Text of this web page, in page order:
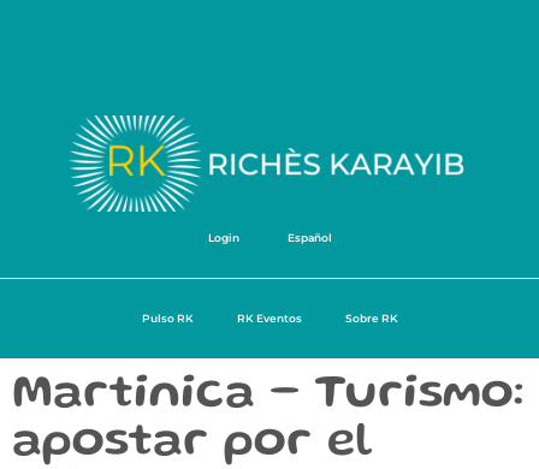
Login Español
Pulso RK RK Eventos Sobre RK
Martinica – Turismo:
apostar por el